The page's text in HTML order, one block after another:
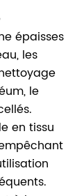
épaisses
les
le
en tissu